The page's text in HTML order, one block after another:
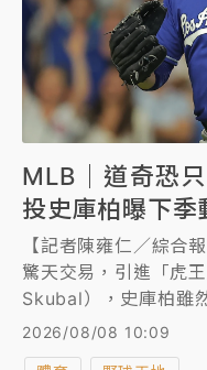
MLB｜道奇恐
投史庫柏曝下季
【記者陳雍仁／綜合
驚天交易，引進「虎
Skubal），史庫柏雖
在近日受訪時談到自
虎。
2026/08/08 10:09